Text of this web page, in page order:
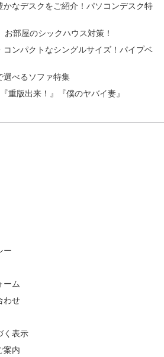
かなデスクをご紹介！パソコンデスク特
部屋のシックハウス対策！
コンパクトなシングルサイズ！パイプベ
選べるソファ特集
版出来！』『僕のヤバイ妻』
ー
ーム
わせ
く表示
案内